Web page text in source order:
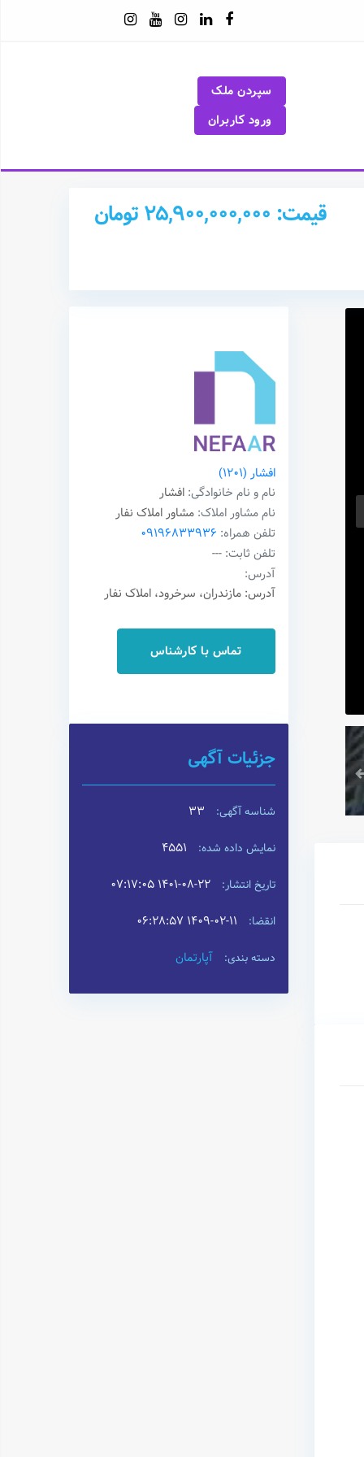
سپردن ملک
ورود کاربران
قیمت: 25,900,000,000 تومان
افشار (1201)
نام و نام خانوادگی: افشار
نام مشاور املاک: مشاور املاک نفار
تلفن همراه: 09196833936
تلفن ثابت: ---
آدرس:
آدرس: مازندران، سرخرود، املاک نفار
تماس با کارشناس
جزئیات آگهی
شناسه آگهی: 33
نمایش داده شده: 4551
تاریخ انتشار: ۱۴۰۱-۰۸-۲۲ ۰۷:۱۷:۰۵
انقضا: ۱۴۰۹-۰۲-۱۱ ۰۶:۲۸:۵۷
دسته بندی: آپارتمان